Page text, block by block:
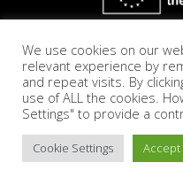
We use cookies on our
relevant experience by
and repeat visits. By
use of ALL the cookies.
Settings" to provide a
Cookie Settings Accept